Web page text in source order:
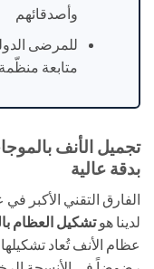
وأصدقائهم
متابعة
تجميل الأنف
بدقة عالية
الفارق التقني الأكبر
لدينا هوتشكيل العظام
عظام الأنف تُعاد